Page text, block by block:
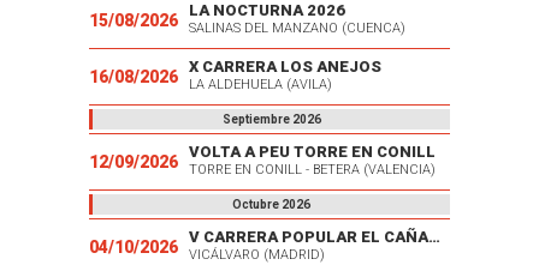
15/08/2026
LA NOCTURNA 2026
SALINAS DEL MANZANO (CUENCA)
16/08/2026
X CARRERA LOS ANEJOS
LA ALDEHUELA (AVILA)
Septiembre 2026
12/09/2026
VOLTA A PEU TORRE EN CONILL
TORRE EN CONILL - BETERA (VALENCIA)
Octubre 2026
04/10/2026
V CARRERA POPULAR EL CAÑAVERAL
VICÁLVARO (MADRID)